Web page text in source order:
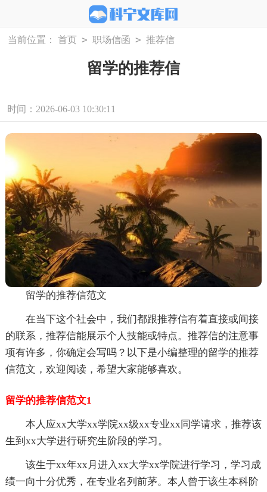
当前位置： 首页 > 职场信函 > 推荐信
留学的推荐信
时间：2026-06-03 10:30:11
留学的推荐信范文
在当下这个社会中，我们都跟推荐信有着直接或间接
的联系，推荐信能展示个人技能或特点。推荐信的注意事
项有许多，你确定会写吗？以下是小编整理的留学的推荐
信范文，欢迎阅读，希望大家能够喜欢。
留学的推荐信范文1
本人应xx大学xx学院xx级xx专业xx同学请求，推荐该
生到xx大学进行研究生阶段的学习。
该生于xx年xx月进入xx大学xx学院进行学习，学习成
绩一向十分优秀，在专业名列前茅。本人曾于该生本科阶